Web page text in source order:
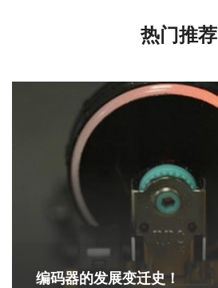
热门推荐
编码器的发展变迁史！